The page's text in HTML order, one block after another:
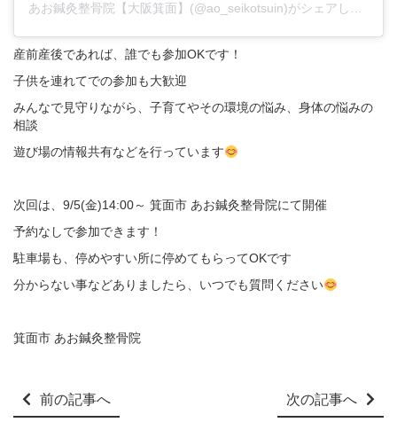
あお鍼灸整骨院【大阪箕面】(@ao_seikotsuin)がシェアした投稿
産前産後であれば、誰でも参加OKです！
子供を連れてでの参加も大歓迎
みんなで見守りながら、子育てやその環境の悩み、身体の悩みの
相談
遊び場の情報共有などを行っています
次回は、9/5(金)14:00～ 箕面市 あお鍼灸整骨院にて開催
予約なしで参加できます！
駐車場も、停めやすい所に停めてもらってOKです
分からない事などありましたら、いつでも質問ください
箕面市 あお鍼灸整骨院
前の記事へ 次の記事へ